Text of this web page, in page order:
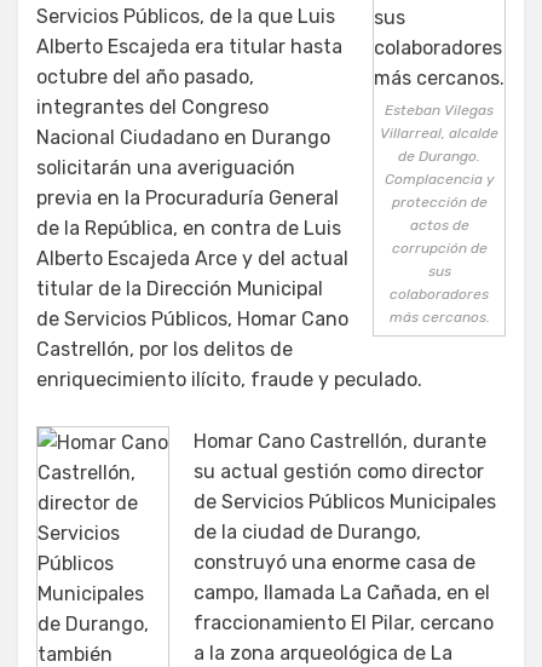
Esteban Vilegas
Villarreal, alcalde
de Durango.
Complacencia y
protección de
actos de
corrupción de
sus
colaboradores
más cercanos.
Servicios Públicos, de la que Luis
Alberto Escajeda era titular hasta
octubre del año pasado,
integrantes del Congreso
Nacional Ciudadano en Durango
solicitarán una averiguación
previa en la Procuraduría General
de la República, en contra de Luis
Alberto Escajeda Arce y del actual
titular de la Dirección Municipal
de Servicios Públicos, Homar Cano
Castrellón, por los delitos de
enriquecimiento ilícito, fraude y peculado.
Homar Cano Castrellón, durante
su actual gestión como director
de Servicios Públicos Municipales
de la ciudad de Durango,
construyó una enorme casa de
campo, llamada La Cañada, en el
fraccionamiento El Pilar, cercano
a la zona arqueológica de La